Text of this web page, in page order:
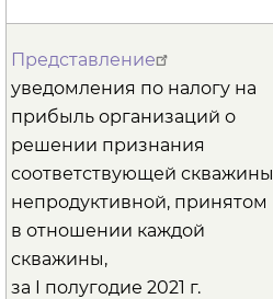
Представление
уведомления по налогу на
прибыль организаций о
решении признания
соответствующей скважины
непродуктивной, принятом
в отношении каждой
скважины,
за I полугодие 2021 г.